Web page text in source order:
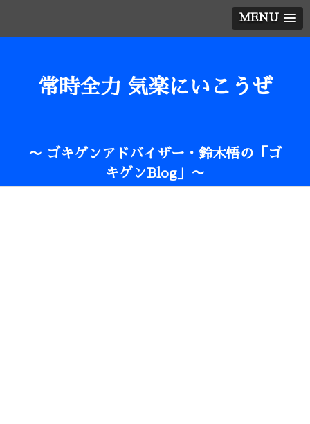
MENU
常時全力 気楽にいこうぜ
〜 ゴキゲンアドバイザー・鈴木悟の「ゴ
キゲンBlog」〜